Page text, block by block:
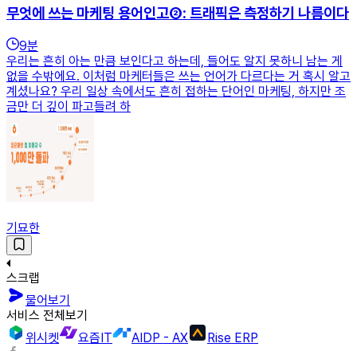
무엇에 쓰는 마케팅 용어인고②: 트래픽은 측정하기 나름이다
9분
우리는 흔히 아는 만큼 보인다고 하는데, 들어도 알지 못하니 남는 게
없을 수밖에요. 이처럼 마케터들은 쓰는 언어가 다르다는 거 혹시 알고
계셨나요? 우리 일상 속에서도 흔히 접하는 단어인 마케팅, 하지만 조
금만 더 깊이 파고들려 하
기묘한
스크랩
물어보기
서비스 전체보기
위시켓
요즘IT AIDP - AX Rise ERP